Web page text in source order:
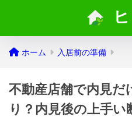
ホーム 入居前の準備
不動産店舗で内見だ
り？内見後の上手い